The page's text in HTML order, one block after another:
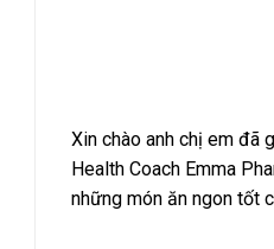
Xin chào anh chị em đã
Health Coach Emma
những món ăn ngon tốt